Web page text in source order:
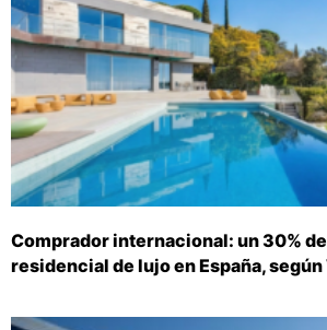
Comprador internacional: un 30%
residencial de lujo en España,